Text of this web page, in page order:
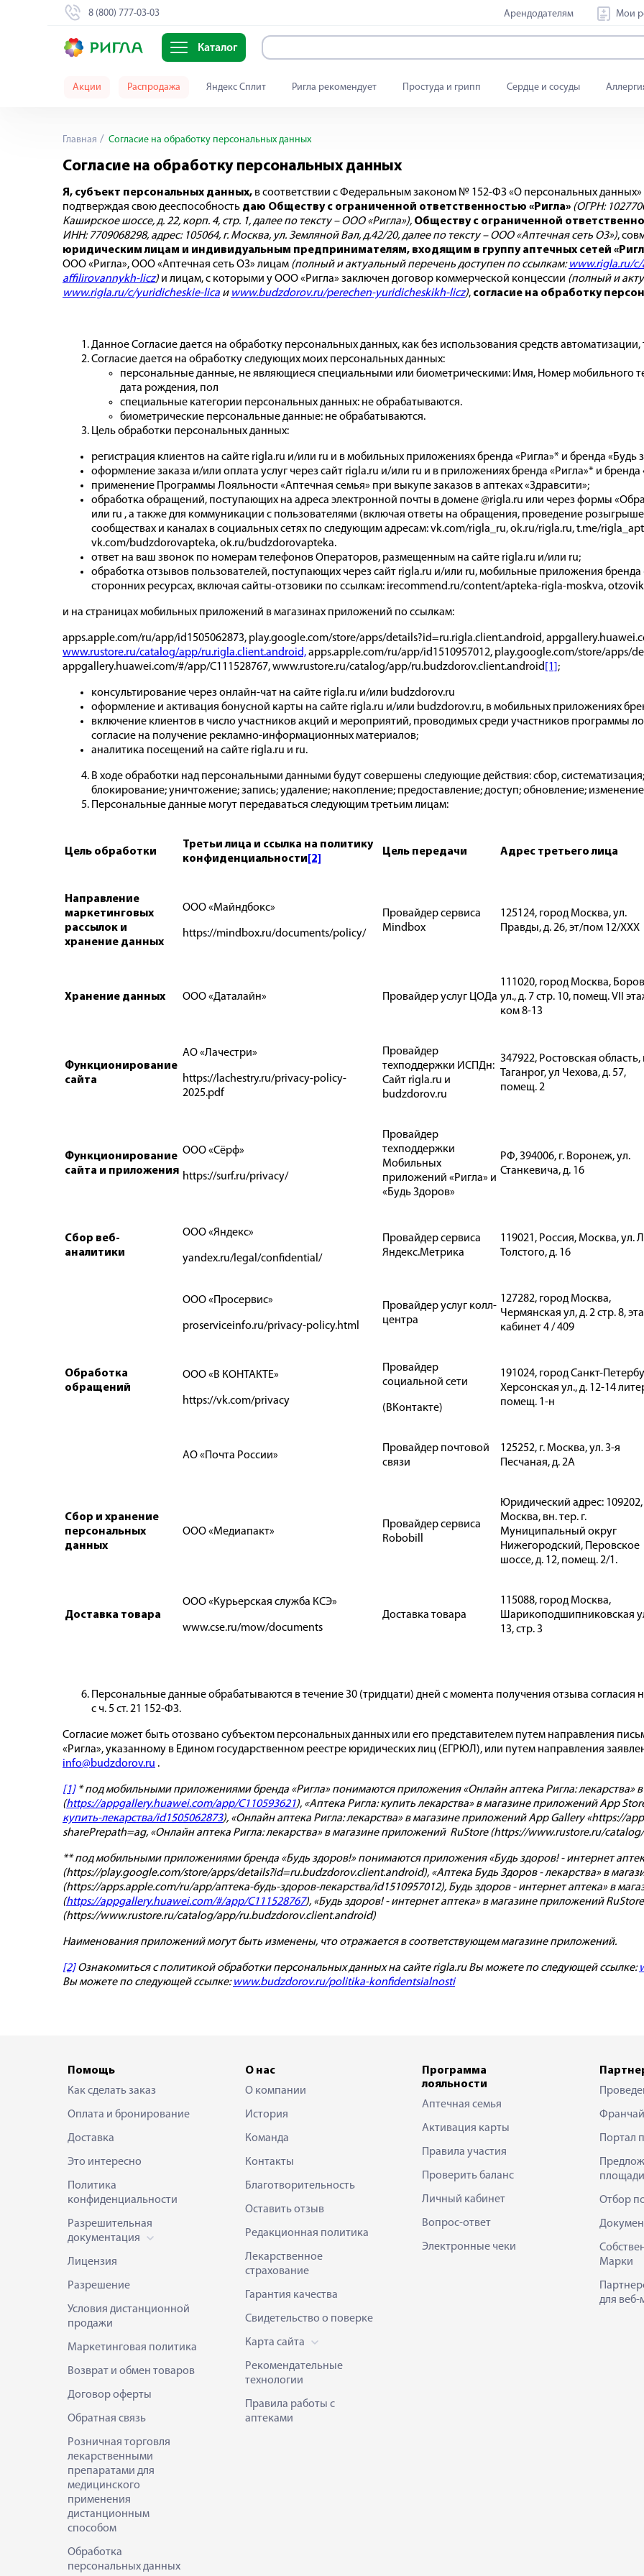
8 (800) 777-03-03 Арендодателям Мои
Каталог
Акции Распродажа Яндекс Сплит Ригла рекомендует Простуда и грипп Сердце и сосуды
Главная Согласие на обработку персональных данных
Согласие на обработку персональных данных
Я, субъект персональных данных, в соответствии с Федеральным законом № 152-ФЗ «О персональных данных»
подтверждая свою дееспособность даю Обществу с ограниченной ответственностью «Ригла» (ОГРН:
Каширское шоссе, д. 22, корп. 4, стр. 1, далее по тексту – ООО «Ригла»), Обществу с ограниченной
ИНН: 7709068298, адрес: 105064, г. Москва, ул. Земляной Вал, д.42/20, далее по тексту – ООО «Аптечная сеть О3»),
юридическим лицам и индивидуальным предпринимателям, входящим в группу аптечных сетей
ООО «Ригла», ООО «Аптечная сеть О3» лицам (полный и актуальный перечень доступен по ссылкам:www.rigla.ru/
affilirovannykh-licz) и лицам, с которыми у ООО «Ригла» заключен договор коммерческой концессии (полный и
www.rigla.ru/c/yuridicheskie-lica и www.budzdorov.ru/perechen-yuridicheskikh-licz), согласие на обработку
Данное Согласие дается на обработку персональных данных, как без использования средств автоматизации,
Согласие дается на обработку следующих моих персональных данных:
персональные данные, не являющиеся специальными или биометрическими: Имя, Номер мобильного
дата рождения, пол
специальные категории персональных данных: не обрабатываются.
биометрические персональные данные: не обрабатываются.
Цель обработки персональных данных:
регистрация клиентов на сайте rigla.ru и/или ru и в мобильных приложениях бренда «Ригла»* и бренда «Будь
оформление заказа и/или оплата услуг через сайт rigla.ru и/или ru и в приложениях бренда «Ригла»* и бренда
применение Программы Лояльности «Аптечная семья» при выкупе заказов в аптеках «Здравсити»;
обработка обращений, поступающих на адреса электронной почты в домене @rigla.ru или через формы
или ru , а также для коммуникации с пользователями (включая ответы на обращения, проведение
сообществах и каналах в социальных сетях по следующим адресам: vk.com/rigla_ru, ok.ru/rigla.ru, t.me/
vk.com/budzdorovapteka, ok.ru/budzdorovapteka.
ответ на ваш звонок по номерам телефонов Операторов, размещенным на сайте rigla.ru и/или ru;
обработка отзывов пользователей, поступающих через сайт rigla.ru и/или ru, мобильные приложения бренда
сторонних ресурсах, включая сайты-отзовики по ссылкам: irecommend.ru/content/apteka-rigla-moskva,
и на страницах мобильных приложений в магазинах приложений по ссылкам:
apps.apple.com/ru/app/id1505062873, play.google.com/store/apps/details?id=ru.rigla.client.android,
www.rustore.ru/catalog/app/ru.rigla.client.android,apps.apple.com/ru/app/id1510957012, play.google.com/store/apps/
appgallery.huawei.com/#/app/C111528767, www.rustore.ru/catalog/app/ru.budzdorov.client.android [1] ;
консультирование через онлайн-чат на сайте rigla.ru и/или budzdorov.ru
оформление и активация бонусной карты на сайте rigla.ru и/или budzdorov.ru, в мобильных приложениях
включение клиентов в число участников акций и мероприятий, проводимых среди участников программы
согласие на получение рекламно-информационных материалов;
аналитика посещений на сайте rigla.ru и ru.
В ходе обработки над персональными данными будут совершены следующие действия: сбор,
блокирование; уничтожение; запись; удаление; накопление; предоставление; доступ; обновление;
Персональные данные могут передаваться следующим третьим лицам:
Цель обработки
Третьи лица и ссылка на политику
конфиденциальности[2]
Цель передачи Адрес третьего лица
Направление
маркетинговых
рассылок и
хранение данных
ООО «Майндбокс»
https://mindbox.ru/documents/policy/
Провайдер сервиса
Mindbox
125124, город Москва, ул.
Правды, д. 26, эт/пом 12/XXX
Хранение данных ООО «Даталайн» Провайдер услуг ЦОДа
111020, город Москва,
ул., д. 7 стр. 10, помещ. VII
ком 8-13
Функционирование
сайта
АО «Лачестри»
https://lachestry.ru/privacy-policy-
2025.pdf
Провайдер
техподдержки ИСПДн:
Сайт rigla.ru и
budzdorov.ru
347922, Ростовская область,
Таганрог, ул Чехова, д. 57,
помещ. 2
Функционирование
сайта и приложения
ООО «Сёрф»
https://surf.ru/privacy/
Провайдер
техподдержки
Мобильных
приложений «Ригла» и
«Будь Здоров»
РФ, 394006, г. Воронеж, ул.
Станкевича, д. 16
Сбор веб-
аналитики
ООО «Яндекс»
yandex.ru/legal/confidential/
Провайдер сервиса
Яндекс.Метрика
119021, Россия, Москва, ул.
Толстого, д. 16
Обработка
обращений
ООО «Просервис»
proserviceinfo.ru/privacy-policy.html
Провайдер услуг колл-
центра
127282, город Москва,
Чермянская ул, д. 2 стр. 8,
кабинет 4 / 409
ООО «В КОНТАКТЕ»
https://vk.com/privacy
Провайдер
социальной сети
(ВКонтакте)
191024, город Санкт-
Херсонская ул., д. 12-14
помещ. 1-н
АО «Почта России»
Провайдер почтовой
связи
125252, г. Москва, ул. 3-я
Песчаная, д. 2А
Сбор и хранение
персональных
данных
ООО «Медиапакт»
Провайдер сервиса
Robobill
Юридический адрес: 109202,
Москва, вн. тер. г.
Муниципальный округ
Нижегородский, Перовское
шоссе, д. 12, помещ. 2/1.
Доставка товара
ООО «Курьерская служба КСЭ»
www.cse.ru/mow/documents
Доставка товара
115088, город Москва,
Шарикоподшипниковская
13, стр. 3
Персональные данные обрабатываются в течение 30 (тридцати) дней с момента получения отзыва согласия
с ч. 5 ст. 21 152-ФЗ.
Согласие может быть отозвано субъектом персональных данных или его представителем путем направления
«Ригла», указанному в Едином государственном реестре юридических лиц (ЕГРЮЛ), или путем направления
info@budzdorov.ru .
[1]* под мобильными приложениями бренда «Ригла» понимаются приложения «Онлайн аптека Ригла: лекарства»
(https://appgallery.huawei.com/app/C110593621), «Аптека Ригла: купить лекарства» в магазине приложений App
купить-лекарства/id1505062873), «Онлайн аптека Ригла: лекарства» в магазине приложений App Gallery «https://
sharePrepath=ag, «Онлайн аптека Ригла: лекарства» в магазине приложений RuStore (https://www.rustore.ru/
** под мобильными приложениями бренда «Будь здоров!» понимаются приложения «Будь здоров! - интернет
(https://play.google.com/store/apps/details?id=ru.budzdorov.client.android), «Аптека Будь Здоров - лекарства» в
(https://apps.apple.com/ru/app/аптека-будь-здоров-лекарства/id1510957012), Будь здоров - интернет аптека» в
(https://appgallery.huawei.com/#/app/C111528767), «Будь здоров! - интернет аптека» в магазине приложений RuStore
(https://www.rustore.ru/catalog/app/ru.budzdorov.client.android)
Наименования приложений могут быть изменены, что отражается в соответствующем магазине приложений.
[2]Ознакомиться с политикой обработки персональных данных на сайте rigla.ru Вы можете по следующей ссылке:
Вы можете по следующей ссылке:www.budzdorov.ru/politika-konfidentsialnosti
Помощь
Как сделать заказ
Оплата и бронирование
Доставка
Это интересно
Политика
конфиденциальности
Разрешительная
документация
Лицензия
Разрешение
Условия дистанционной
продажи
Маркетинговая политика
Возврат и обмен товаров
Договор оферты
Обратная связь
Розничная торговля
лекарственными
препаратами для
медицинского
применения
дистанционным
способом
Обработка
персональных данных
О нас
О компании
История
Команда
Контакты
Благотворительность
Оставить отзыв
Редакционная политика
Лекарственное
страхование
Гарантия качества
Свидетельство о поверке
Карта сайта
Рекомендательные
технологии
Правила работы с
аптеками
Программа
лояльности
Аптечная семья
Активация карты
Правила участия
Проверить баланс
Личный кабинет
Вопрос-ответ
Электронные чеки
Портал
Отбор
Марки
для веб-